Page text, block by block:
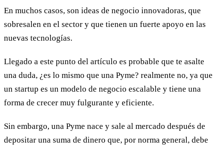
En muchos casos, son ideas de negocio innovadoras, que
sobresalen en el sector y que tienen un fuerte apoyo en las
nuevas tecnologías.
Llegado a este punto del artículo es probable que te asalte
una duda, ¿es lo mismo que una Pyme? realmente no, ya que
un startup es un modelo de negocio escalable y tiene una
forma de crecer muy fulgurante y eficiente.
Sin embargo, una Pyme nace y sale al mercado después de
depositar una suma de dinero que, por norma general, debe